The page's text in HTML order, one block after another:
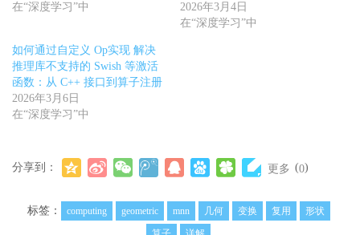
在“深度学习”中
2026年3月4日
在“深度学习”中
如何通过自定义 Op实现 解决
推理库不支持的 Swish 等激活
函数：从 C++ 接口到算子注册
2026年3月6日
在“深度学习”中
分享到： 更多 (0)
标签： computing geometric mnn 几何 变换 复用
形状